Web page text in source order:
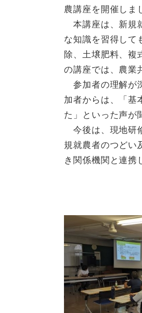
農講座を開催しま
本講座は、新規
な知識を習得して
除、土壌肥料、複
の講座では、農業
参加者の理解が
加者からは、「基
た」といった声が
今後は、現地研
規就農者のつどい
き関係機関と連携